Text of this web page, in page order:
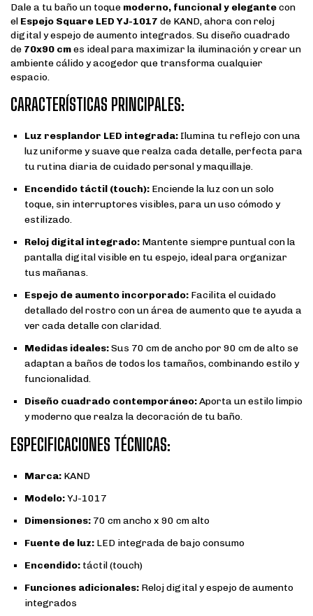
Dale a tu baño un toque moderno, funcional y elegantecon
el Espejo Square LED YJ-1017 de KAND, ahora con reloj
digital y espejo de aumento integrados. Su diseño cuadrado
de 70x90 cmes ideal para maximizar la iluminación y crear un
ambiente cálido y acogedor que transforma cualquier
espacio.
CARACTERÍSTICAS PRINCIPALES:
Luz resplandor LED integrada: Ilumina tu reflejo con una
luz uniforme y suave que realza cada detalle, perfecta para
tu rutina diaria de cuidado personal y maquillaje.
Encendido táctil (touch): Enciende la luz con un solo
toque, sin interruptores visibles, para un uso cómodo y
estilizado.
Reloj digital integrado: Mantente siempre puntual con la
pantalla digital visible en tu espejo, ideal para organizar
tus mañanas.
Espejo de aumento incorporado: Facilita el cuidado
detallado del rostro con un área de aumento que te ayuda a
ver cada detalle con claridad.
Medidas ideales:Sus 70 cm de ancho por 90 cm de alto se
adaptan a baños de todos los tamaños, combinando estilo y
funcionalidad.
Diseño cuadrado contemporáneo:Aporta un estilo limpio
y moderno que realza la decoración de tu baño.
ESPECIFICACIONES TÉCNICAS:
Marca: KAND
Modelo:YJ-1017
Dimensiones: 70 cm ancho x 90 cm alto
Fuente de luz: LED integrada de bajo consumo
Encendido: táctil (touch)
Funciones adicionales: Reloj digital y espejo de aumento
integrados